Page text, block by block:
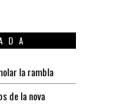
la rambla
de la nova